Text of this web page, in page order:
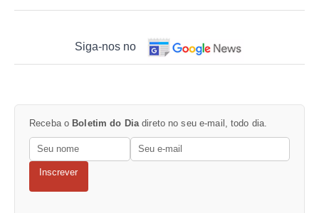
Siga-nos no
Receba o Boletim do Diadireto no seu e-mail, todo dia.
Inscrever